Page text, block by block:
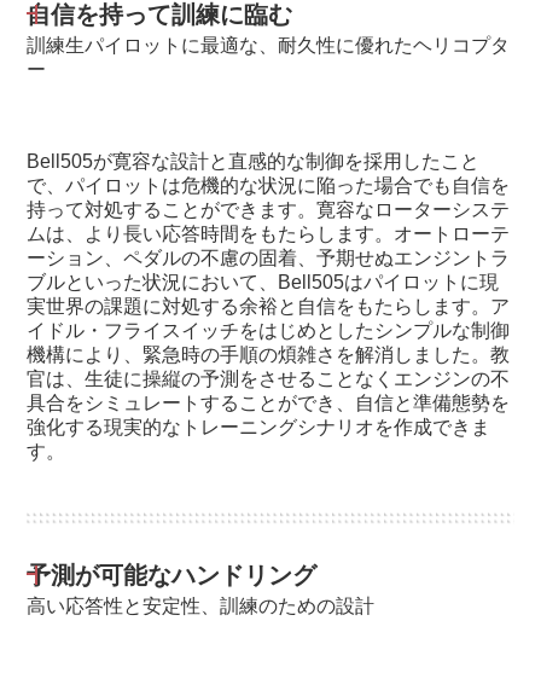
自信を持って訓練に臨む
訓練生パイロットに最適な、耐久性に優れたヘリコプタ
ー
Bell505が寛容な設計と直感的な制御を採用したこと
で、パイロットは危機的な状況に陥った場合でも自信を
持って対処することができます。寛容なローターシステ
ムは、より長い応答時間をもたらします。オートローテ
ーション、ペダルの不慮の固着、予期せぬエンジントラ
ブルといった状況において、Bell505はパイロットに現
実世界の課題に対処する余裕と自信をもたらします。ア
イドル・フライスイッチをはじめとしたシンプルな制御
機構により、緊急時の手順の煩雑さを解消しました。教
官は、生徒に操縦の予測をさせることなくエンジンの不
具合をシミュレートすることができ、自信と準備態勢を
強化する現実的なトレーニングシナリオを作成できま
す。
予測が可能なハンドリング
高い応答性と安定性、訓練のための設計